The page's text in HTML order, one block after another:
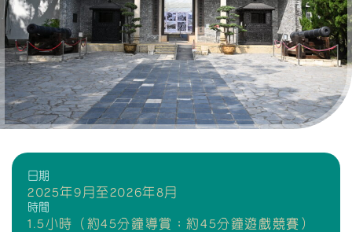
聯絡我們
日期
2025年9月至2026年8月
時間
1.5小時（約45分鐘導賞；約45分鐘遊戲競賽）